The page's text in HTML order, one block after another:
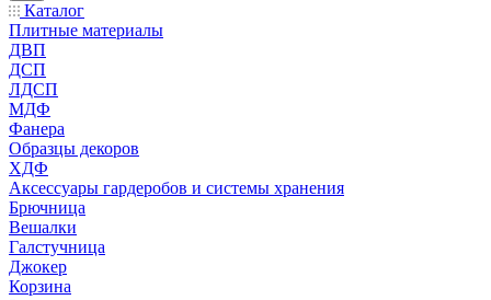
Каталог
Плитные материалы
ДВП
ДСП
ЛДСП
МДФ
Фанера
Образцы декоров
ХДФ
Аксессуары гардеробов и системы хранения
Брючница
Вешалки
Галстучница
Джокер
Корзина